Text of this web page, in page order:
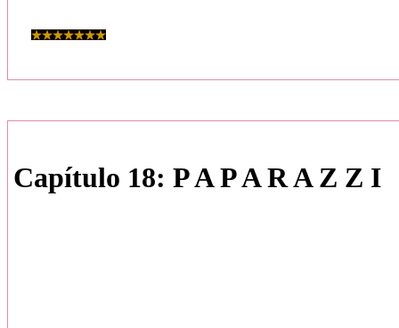
Capítulo 18: P A P A R A Z Z I